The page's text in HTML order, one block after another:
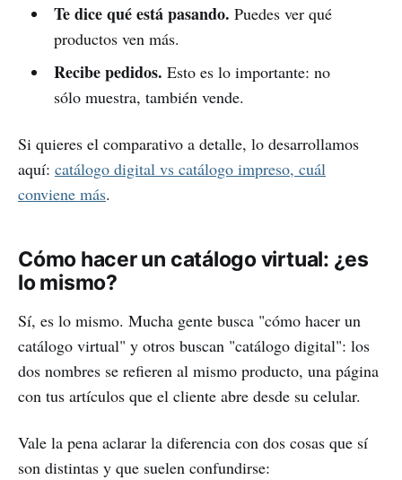
Te dice qué está pasando. Puedes ver qué
productos ven más.
Recibe pedidos. Esto es lo importante: no
sólo muestra, también vende.
Si quieres el comparativo a detalle, lo desarrollamos
aquí: catálogo digital vs catálogo impreso, cuál
conviene más.
Cómo hacer un catálogo virtual: ¿es
lo mismo?
Sí, es lo mismo. Mucha gente busca "cómo hacer un
catálogo virtual" y otros buscan "catálogo digital": los
dos nombres se refieren al mismo producto, una página
con tus artículos que el cliente abre desde su celular.
Vale la pena aclarar la diferencia con dos cosas que sí
son distintas y que suelen confundirse: